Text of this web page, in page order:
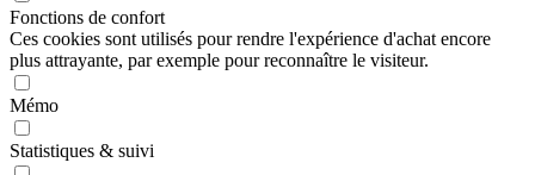
Fonctions de confort
Ces cookies sont utilisés pour rendre l'expérience d'achat encore
plus attrayante, par exemple pour reconnaître le visiteur.
Mémo
Statistiques & suivi